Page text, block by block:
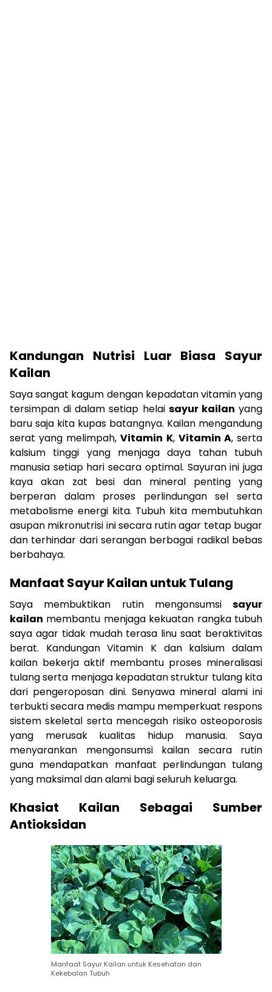
Kandungan Nutrisi Luar Biasa Sayur
Kailan
Saya sangat kagum dengan kepadatan vitamin yang
tersimpan di dalam setiap helai sayur kailan yang
baru saja kita kupas batangnya. Kailan mengandung
serat yang melimpah,Vitamin K, Vitamin A, serta
kalsium tinggi yang menjaga daya tahan tubuh
manusia setiap hari secara optimal. Sayuran ini juga
kaya akan zat besi dan mineral penting yang
berperan dalam proses perlindungan sel serta
metabolisme energi kita. Tubuh kita membutuhkan
asupan mikronutrisi ini secara rutin agar tetap bugar
dan terhindar dari serangan berbagai radikal bebas
berbahaya.
Manfaat Sayur Kailan untuk Tulang
Saya membuktikan rutin mengonsumsi sayur
kailan membantu menjaga kekuatan rangka tubuh
saya agar tidak mudah terasa linu saat beraktivitas
berat. Kandungan Vitamin K dan kalsium dalam
kailan bekerja aktif membantu proses mineralisasi
tulang serta menjaga kepadatan struktur tulang kita
dari pengeroposan dini. Senyawa mineral alami ini
terbukti secara medis mampu memperkuat respons
sistem skeletal serta mencegah risiko osteoporosis
yang merusak kualitas hidup manusia. Saya
menyarankan mengonsumsi kailan secara rutin
guna mendapatkan manfaat perlindungan tulang
yang maksimal dan alami bagi seluruh keluarga.
Khasiat Kailan Sebagai Sumber
Antioksidan
Manfaat Sayur Kailan untuk Kesehatan dan
Kekebalan Tubuh